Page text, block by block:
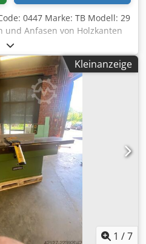
0447 Marke: TB Modell: 29
und Anfasen von Holzkanten
Aghecyeck U/min 14.000
220 V Messer: 60 mm Große
und sicheres Arbeiten
x 15 (H) Gewicht kg: 4
Kleinanzeige
1 /7